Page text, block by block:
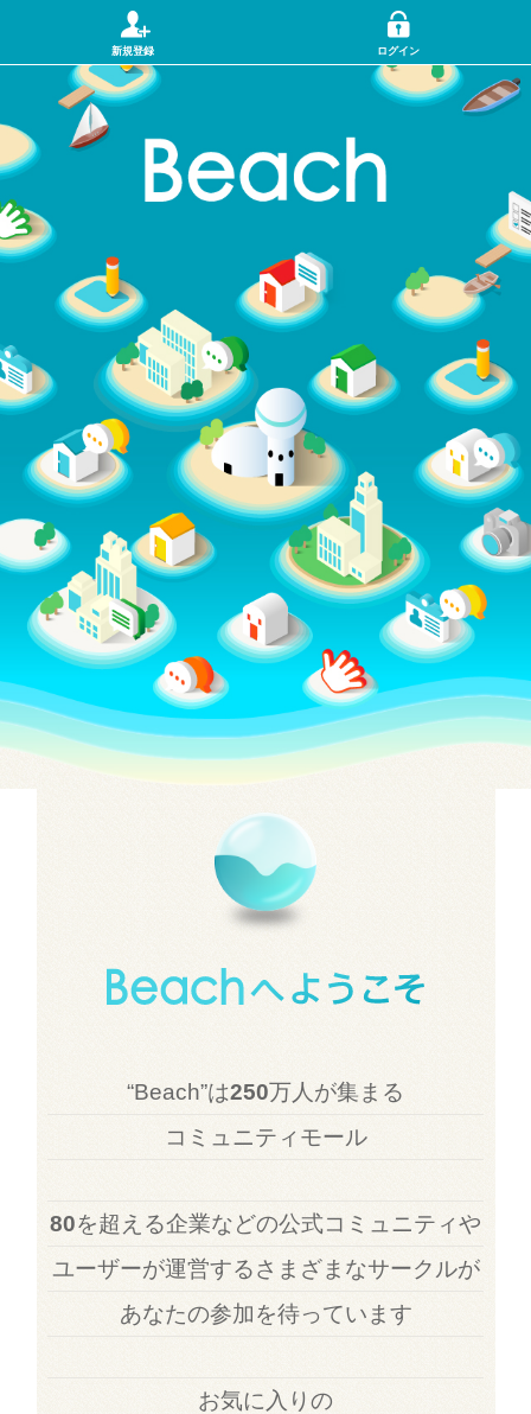
新規登録 ログイン
“Beach”は250万人が集まる
コミュニティモール
80を超える企業などの公式コミュニティや
ユーザーが運営するさまざまなサークルが
あなたの参加を待っています
お気に入りの